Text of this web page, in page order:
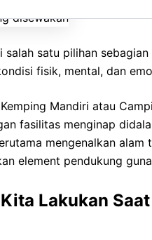
satu pilihan
fisik, mental, dan
Mandiri atau
fasilitas menginap
mengenalkan
element pendukung
Lakukan